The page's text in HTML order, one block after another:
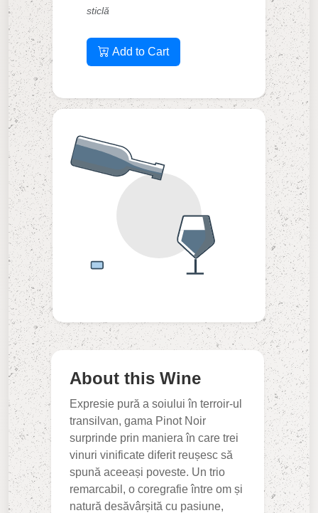
sticlă
Add to Cart
About this Wine
Expresie pură a soiului în terroir-ul
transilvan, gama Pinot Noir
surprinde prin maniera în care trei
vinuri vinificate diferit reușesc să
spună aceeași poveste. Un trio
remarcabil, o coregrafie între om și
natură desăvârșită cu pasiune,